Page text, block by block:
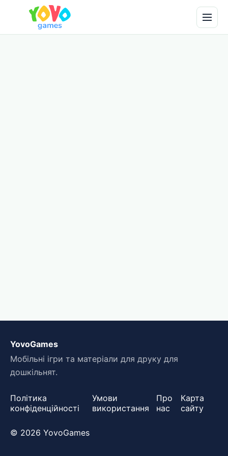
YovoGames
Мобільні ігри та матеріали для друку для
дошкільнят.
Політика
конфіденційності
Умови
використання
Про
нас
Карта
сайту
© 2026 YovoGames